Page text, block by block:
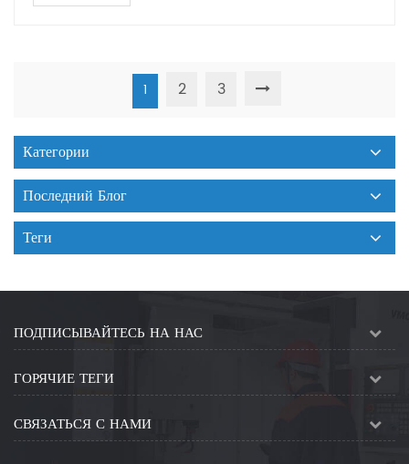
1 2 3
Категории
Последний Блог
Теги
ПОДПИСЫВАЙТЕСЬ НА НАС
ГОРЯЧИЕ ТЕГИ
СВЯЗАТЬСЯ С НАМИ